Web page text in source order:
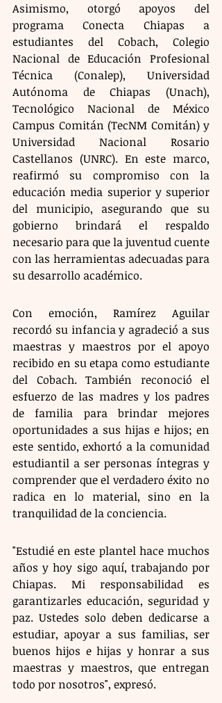
Asimismo, otorgó apoyos del
programa Conecta Chiapas a
estudiantes del Cobach, Colegio
Nacional de Educación Profesional
Técnica (Conalep), Universidad
Autónoma de Chiapas (Unach),
Tecnológico Nacional de México
Campus Comitán (TecNM Comitán) y
Universidad Nacional Rosario
Castellanos (UNRC). En este marco,
reafirmó su compromiso con la
educación media superior y superior
del municipio, asegurando que su
gobierno brindará el respaldo
necesario para que la juventud cuente
con las herramientas adecuadas para
su desarrollo académico.
Con emoción, Ramírez Aguilar
recordó su infancia y agradeció a sus
maestras y maestros por el apoyo
recibido en su etapa como estudiante
del Cobach. También reconoció el
esfuerzo de las madres y los padres
de familia para brindar mejores
oportunidades a sus hijas e hijos; en
este sentido, exhortó a la comunidad
estudiantil a ser personas íntegras y
comprender que el verdadero éxito no
radica en lo material, sino en la
tranquilidad de la conciencia.
"Estudié en este plantel hace muchos
años y hoy sigo aquí, trabajando por
Chiapas. Mi responsabilidad es
garantizarles educación, seguridad y
paz. Ustedes solo deben dedicarse a
estudiar, apoyar a sus familias, ser
buenos hijos e hijas y honrar a sus
maestras y maestros, que entregan
todo por nosotros", expresó.